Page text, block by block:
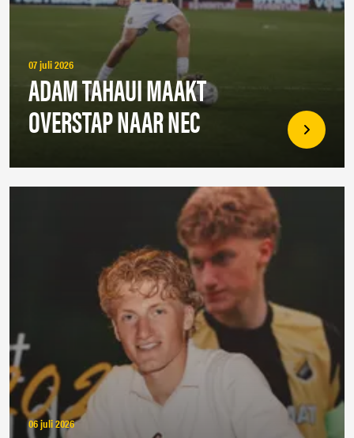
07 juli 2026
ADAM TAHAUI MAAKT
OVERSTAP NAAR NEC
06 juli 2026